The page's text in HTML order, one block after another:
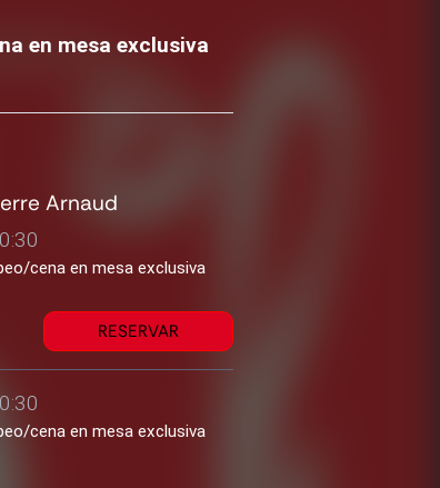
en mesa exclusiva
Arnaud
cena en mesa exclusiva
RESERVAR
cena en mesa exclusiva